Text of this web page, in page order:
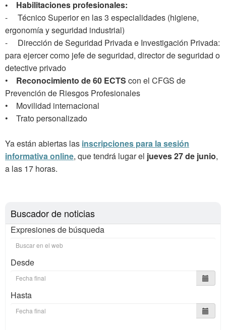
• Habilitaciones profesionales:
- Técnico Superior en las 3 especialidades (higiene,
ergonomía y seguridad industrial)
- Dirección de Seguridad Privada e Investigación Privada:
para ejercer como jefe de seguridad, director de seguridad o
detective privado
• Reconocimiento de 60 ECTS con el CFGS de
Prevención de Riesgos Profesionales
• Movilidad internacional
• Trato personalizado
Ya están abiertas las inscripciones para la sesión
informativa online, que tendrá lugar el jueves 27 de junio,
a las 17 horas.
Buscador de noticias
Expresiones de búsqueda
Desde
Hasta